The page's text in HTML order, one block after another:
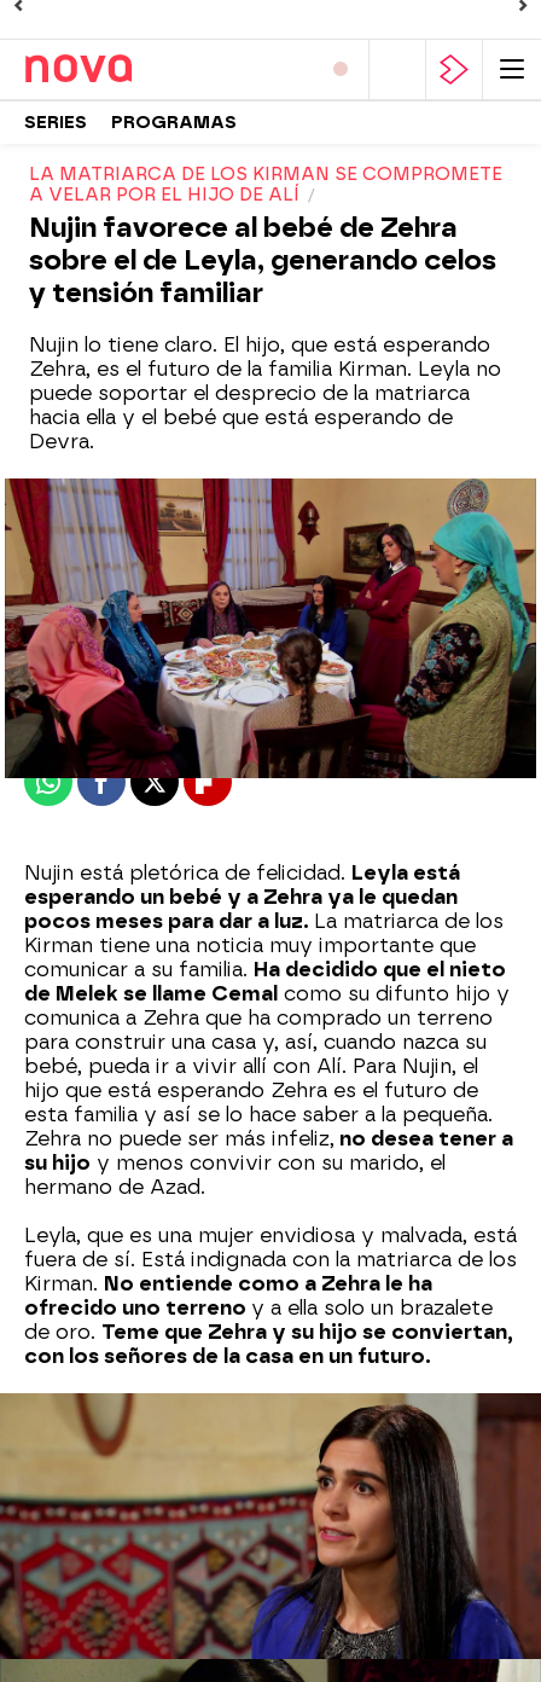
SERIES PROGRAMAS
LA MATRIARCA DE LOS KIRMAN SE COMPROMETE
A VELAR POR EL HIJO DE ALÍ
Nujin favorece al bebé de Zehra
sobre el de Leyla, generando celos
y tensión familiar
Nujin lo tiene claro. El hijo, que está esperando
Zehra, es el futuro de la familia Kirman. Leyla no
puede soportar el desprecio de la matriarca
hacia ella y el bebé que está esperando de
Devra.
Nova
Publicado:31 de mayo de 2024, 16:31
WhatsappFacebook
X Flipboard
Nujin está pletórica de felicidad. Leyla está
esperando un bebé y a Zehra ya le quedan
pocos meses para dar a luz. La matriarca de los
Kirman tiene una noticia muy importante que
comunicar a su familia. Ha decidido que el nieto
de Melek se llame Cemal como su difunto hijo y
comunica a Zehra que ha comprado un terreno
para construir una casa y, así, cuando nazca su
bebé, pueda ir a vivir allí con Alí. Para Nujin, el
hijo que está esperando Zehra es el futuro de
esta familia y así se lo hace saber a la pequeña.
Zehra no puede ser más infeliz, no desea tener a
su hijo y menos convivir con su marido, el
hermano de Azad.
Leyla, que es una mujer envidiosa y malvada, está
fuera de sí. Está indignada con la matriarca de los
Kirman. No entiende como a Zehra le ha
ofrecido uno terreno y a ella solo un brazalete
de oro. Teme que Zehra y su hijo se conviertan,
con los señores de la casa en un futuro.
Melek sabe que su hija está sufriendo mucho e
intenta animarla.
Zehra le confiesa a su madre
que no quiere ningún regalo de Nujin y la
profesora le habla de sus planes de futuro.
Cuando nazca el bebé, lo dejarán al cuidado de
los Kirman yellas se irán a vivir a Estambul para
que Zehra pueda continuar con sus estudios.
Pero parece quelos planes de Melek no van a
poder llevarse a cabo.